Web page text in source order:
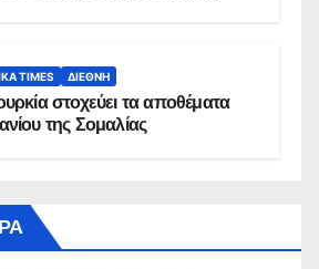
TIMES ΔΙΕΘΝΉ
στοχεύει τα αποθέματα
της Σομαλίας